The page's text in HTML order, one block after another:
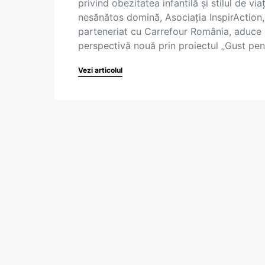
privind obezitatea infantilă și stilul de
nesănătos domină, Asociația
parteneriat cu Carrefour România, aduce
perspectivă nouă prin proiectul „Gust
Vezi articolul